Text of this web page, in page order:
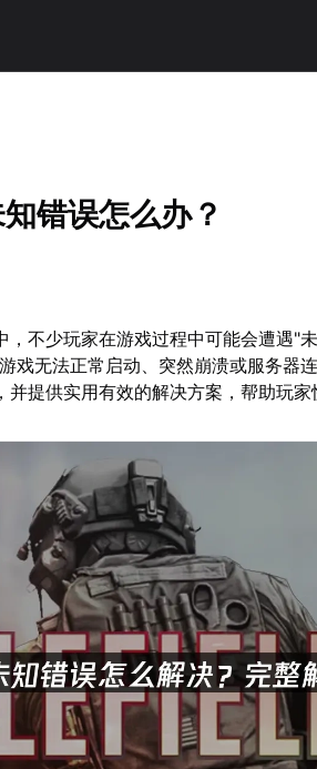
错误怎么办？
不少玩家在游戏过程中可能会遭遇"
戏无法正常启动、突然崩溃或服务器
提供实用有效的解决方案，帮助玩家